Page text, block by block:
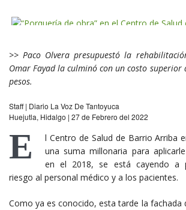
>> Paco Olvera presupuestó la
Omar Fayad la culminó con un costo superior
pesos.
Staff | Diario La Voz De Tantoyuca
Huejutla, Hidalgo | 27 de Febrero del 2022
E
l Centro de Salud de Barrio Arriba
una suma millonaria para
en el 2018, se está cayendo a
riesgo al personal médico y a los pacientes.
Como ya es conocido, esta tarde la fachada